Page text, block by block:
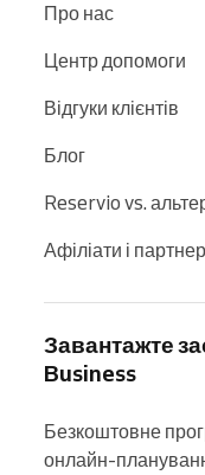
Про нас
Центр допомоги
Відгуки клієнтів
Блог
Reservio vs.
Афіліати і
Завантажте
Business
Безкоштовне
онлайн-